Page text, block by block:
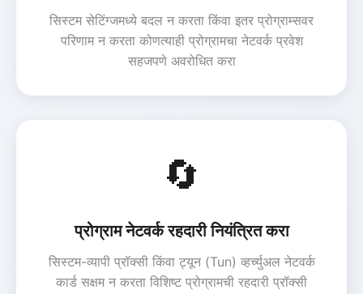
सिस्टम सेटिंग्जमध्ये बदल न करता किंवा इतर प्रोग्राम्सवर
परिणाम न करता कोणत्याही प्रोग्रामचा नेटवर्क प्रवेश
सहजपणे अवरोधित करा
🔄
प्रोग्राम नेटवर्क रहदारी नियंत्रित करा
सिस्टम-व्यापी प्रॉक्सी किंवा ट्यून (Tun) व्हर्च्युअल नेटवर्क
कार्ड सक्षम न करता विशिष्ट प्रोग्रामची रहदारी प्रॉक्सी